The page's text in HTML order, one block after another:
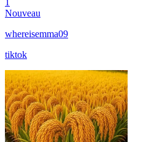
1
Nouveau
whereisemma09
tiktok